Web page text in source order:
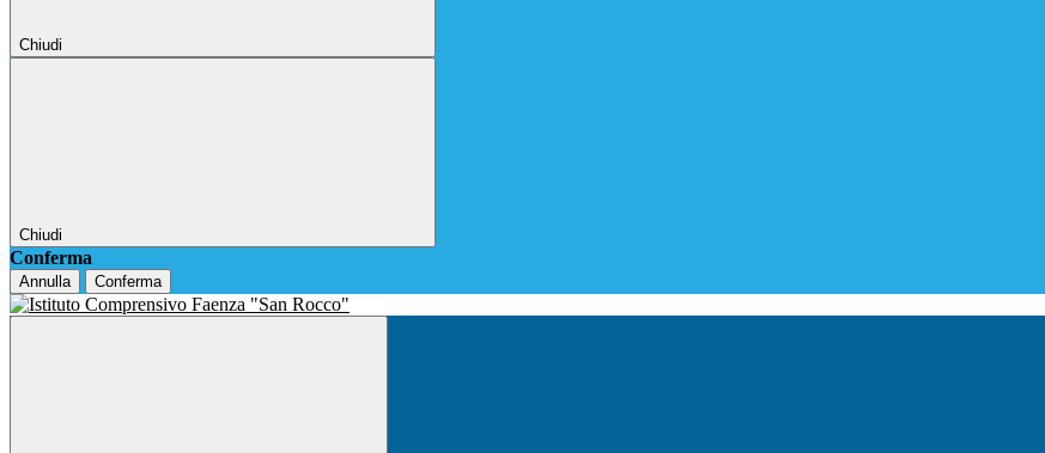
Chiudi
Chiudi
Conferma
Annulla Conferma